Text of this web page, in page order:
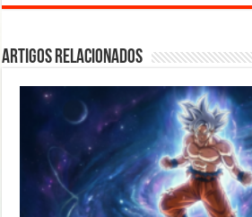
Artigos relacionados